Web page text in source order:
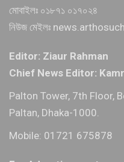
মোবাইলঃ ০১৮৭১ ০১৭০২৪
নিউজ মেইলঃ
Editor: Ziaur Rahman
Chief News Editor:
Palton Tower, 7th Floor,
Paltan, Dhaka-1000.
Mobile: 01721 675878